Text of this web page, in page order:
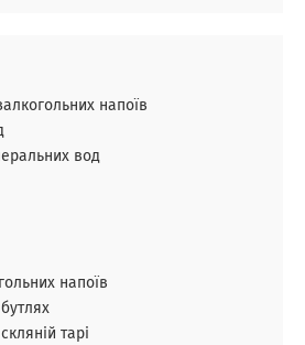
напоїв
вод
напоїв
тарі